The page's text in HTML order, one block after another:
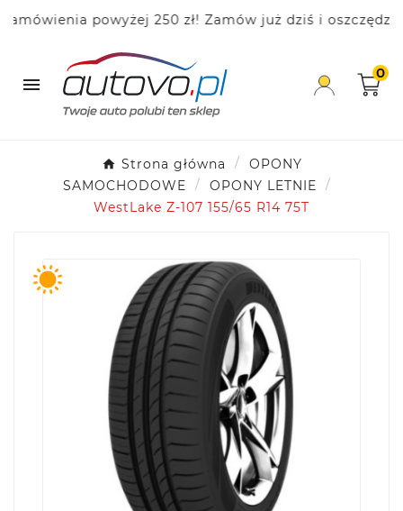
powyżej 250 zł! Zamów już dziś i oszczędzaj!

0
Strona główna
OPONY
SAMOCHODOWE
OPONY LETNIE
WestLake Z-107 155/65 R14 75T